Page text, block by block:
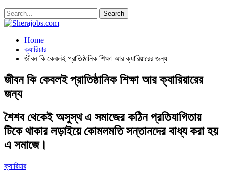
Home
ক্যারিয়ার
জীবন কি কেবলই প্রাতিষ্ঠানিক শিক্ষা আর ক্যারিয়ারের জন্য
জীবন কি কেবলই প্রাতিষ্ঠানিক শিক্ষা আর ক্যারিয়ারের
জন্য
শৈশব থেকেই অসুস্থ এ সমাজের কঠিন প্রতিযাগিতায়
টিকে থাকার লড়াইয়ে কোমলমতি সন্তানদের বাধ্য করা হয়
এ সমাজে।
ক্যারিয়ার